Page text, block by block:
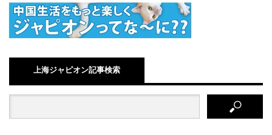
上海ジャピオン記事検索